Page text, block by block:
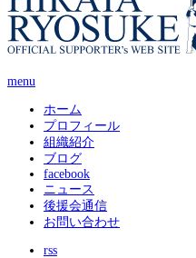
menu
ホーム
プロフィール
組織紹介
ブログ
facebook
ニュース
後援会通信
お問い合わせ
rss